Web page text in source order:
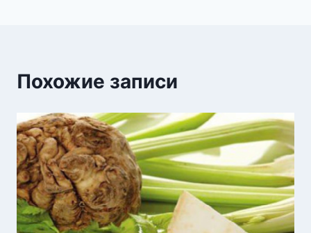
Похожие записи